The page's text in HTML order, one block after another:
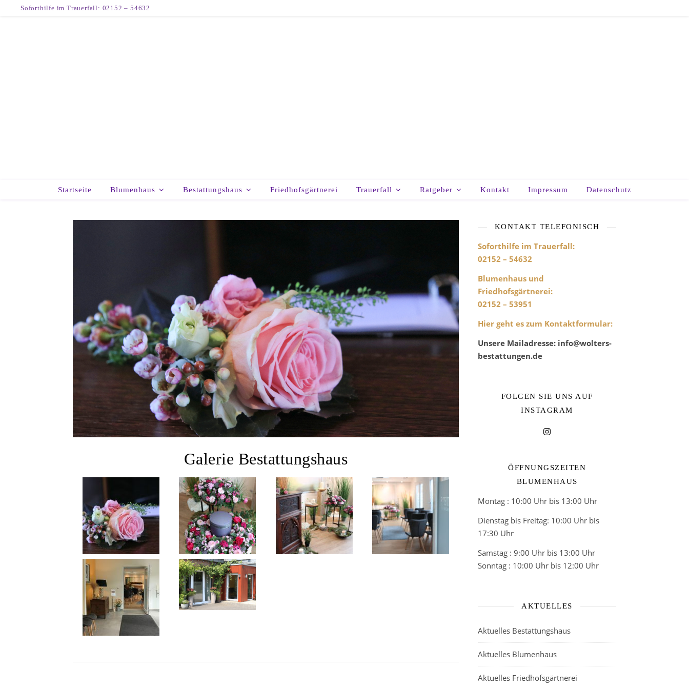
Soforthilfe im Trauerfall: 02152 – 54632
Startseite Blumenhaus Bestattungshaus Friedhofsgärtnerei Trauerfall Ratgeber Kontakt Impressum Datenschutz
Galerie Bestattungshaus
KONTAKT TELEFONISCH
Soforthilfe im Trauerfall:
02152 – 54632
Blumenhaus und
Friedhofsgärtnerei:
02152 – 53951
Hier geht es zum Kontaktformular:
Unsere Mailadresse: info@wolters-
bestattungen.de
FOLGEN SIE UNS AUF
INSTAGRAM
ÖFFNUNGSZEITEN
BLUMENHAUS
Montag : 10:00 Uhr bis 13:00 Uhr
Dienstag bis Freitag: 10:00 Uhr bis
17:30 Uhr
Samstag : 9:00 Uhr bis 13:00 Uhr
Sonntag : 10:00 Uhr bis 12:00 Uhr
AKTUELLES
Aktuelles Bestattungshaus
Aktuelles Blumenhaus
Aktuelles Friedhofsgärtnerei